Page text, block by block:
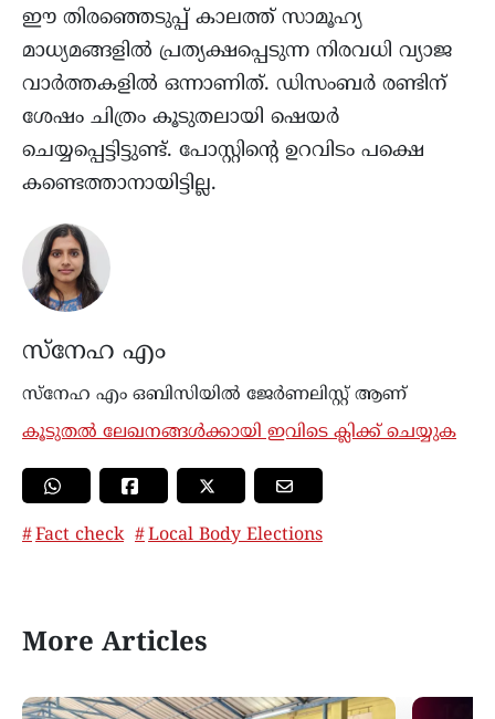
ഈ തിരഞ്ഞെടുപ്പ് കാലത്ത് സാമൂഹ്യ
മാധ്യമങ്ങളിൽ പ്രത്യക്ഷപ്പെടുന്ന നിരവധി വ്യാജ
വാർത്തകളിൽ ഒന്നാണിത്. ഡിസംബർ രണ്ടിന്
ശേഷം ചിത്രം കൂടുതലായി ഷെയർ
ചെയ്യപ്പെട്ടിട്ടുണ്ട്. പോസ്റ്റിന്റെ ഉറവിടം പക്ഷെ
കണ്ടെത്താനായിട്ടില്ല.
സ്നേഹ എം
സ്നേഹ എം ഒബിസിയില്‍ ജേർണലിസ്റ്റ് ആണ്
കൂടുതൽ ലേഖനങ്ങൾക്കായി ഇവിടെ ക്ലിക്ക് ചെയ്യുക
Fact check Local Body Elections
More Articles